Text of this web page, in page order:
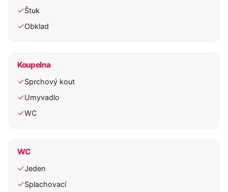
Štuk
Obklad
Koupelna
Sprchový kout
Umyvadlo
WC
WC
Jeden
Splachovací